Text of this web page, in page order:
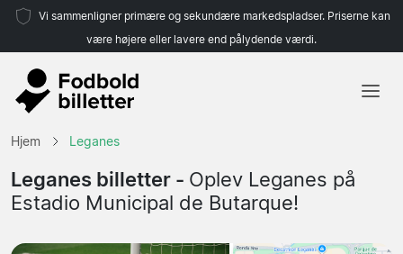
Vi sammenligner primære og sekundære markedspladser. Priserne kan
være højere eller lavere end pålydende værdi.
Hold
Ligaer
Hjem Leganes
Leganes billetter - Oplev Leganes på
Estadio Municipal de Butarque!